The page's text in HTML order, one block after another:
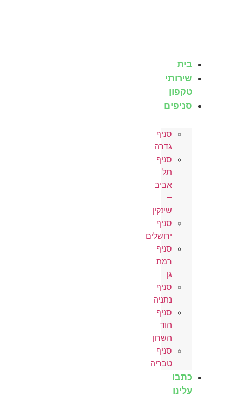
בית
שירותי
טקפון
סניפים
סניף
גדרה
סניף
תל
אביב
–
שינקין
סניף
ירושלים
סניף
רמת
גן
סניף
נתניה
סניף
הוד
השרון
סניף
טבריה
כתבו
עלינו